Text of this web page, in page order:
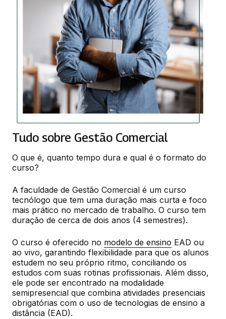
Tudo sobre Gestão Comercial
O que é, quanto tempo dura e qual é o formato do
curso?
A faculdade de Gestão Comercial é um curso
tecnólogo que tem uma duração mais curta e foco
mais prático no mercado de trabalho. O curso tem
duração de cerca de dois anos (4 semestres).
O curso é oferecido no modelo de ensino EAD ou
ao vivo, garantindo flexibilidade para que os alunos
estudem no seu próprio ritmo, conciliando os
estudos com suas rotinas profissionais. Além disso,
ele pode ser encontrado na modalidade
semipresencial que combina atividades presenciais
obrigatórias com o uso de tecnologias de ensino a
distância (EAD).